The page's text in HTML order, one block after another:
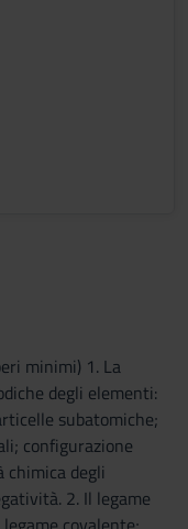
minimi) 1. La
degli elementi:
subatomiche;
configurazione
degli
2. Il legame